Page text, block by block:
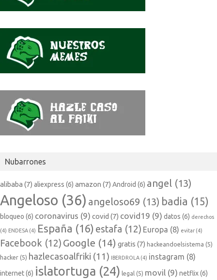
Nubarrones
alibaba (7) aliexpress (6) amazon (7) Android (6) angel (13)
Angeloso (36) angeloso69 (13) badia (15)
bloqueo (6) coronavirus (9) covid (7) covid19 (9) datos (6) derechos
(4) ENDESA (4) España (16) estafa (12) Europa (8) evitar (4)
Facebook (12) Google (14) gratis (7) hackeandoelsistema (5)
hacker (5) hazlecasoalfriki (11) IBERDROLA (4) instagram (8)
internet(6) islatortuga (24) legal (5) movil (9) netflix(6)